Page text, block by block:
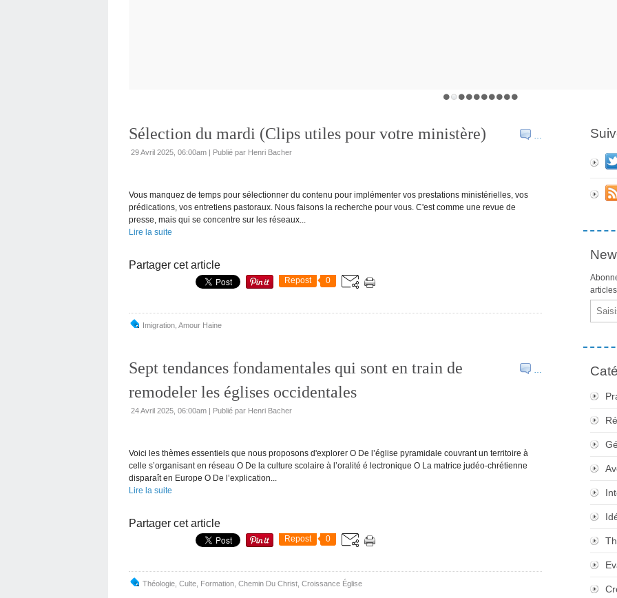
…
Sélection du mardi (Clips utiles pour votre ministère)
29 Avril 2025, 06:00am | Publié par Henri Bacher
Vous manquez de temps pour sélectionner du contenu pour implémenter vos prestations ministérielles, vos
prédications, vos entretiens pastoraux. Nous faisons la recherche pour vous. C'est comme une revue de
presse, mais qui se concentre sur les réseaux...
Lire la suite
Partager cet article
Repost 0
Imigration Amour Haine
…
Sept tendances fondamentales qui sont en train de
remodeler les églises occidentales
24 Avril 2025, 06:00am | Publié par Henri Bacher
Voici les thèmes essentiels que nous proposons d'explorer O De l’église pyramidale couvrant un territoire à
celle s’organisant en réseau O De la culture scolaire à l’oralité é lectronique O La matrice judéo-chrétienne
disparaît en Europe O De l’explication...
Lire la suite
Partager cet article
Repost 0
Théologie Culte Formation Chemin Du Christ Croissance Église
Email